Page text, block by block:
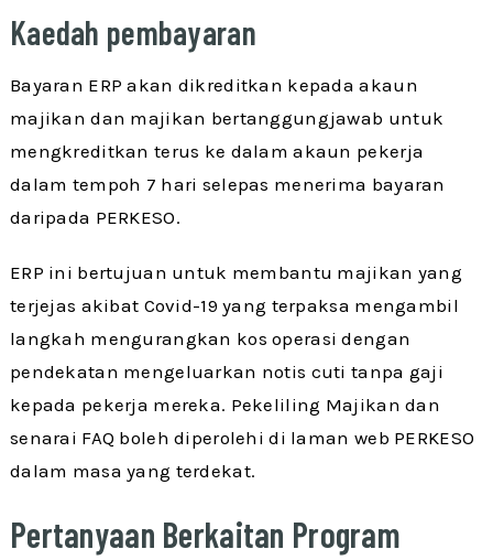
Kaedah pembayaran
Bayaran ERP akan dikreditkan kepada akaun
majikan dan majikan bertanggungjawab untuk
mengkreditkan terus ke dalam akaun pekerja
dalam tempoh 7 hari selepas menerima bayaran
daripada PERKESO.
ERP ini bertujuan untuk membantu majikan yang
terjejas akibat Covid-19 yang terpaksa mengambil
langkah mengurangkan kos operasi dengan
pendekatan mengeluarkan notis cuti tanpa gaji
kepada pekerja mereka. Pekeliling Majikan dan
senarai FAQ boleh diperolehi di laman web PERKESO
dalam masa yang terdekat.
Pertanyaan Berkaitan Program